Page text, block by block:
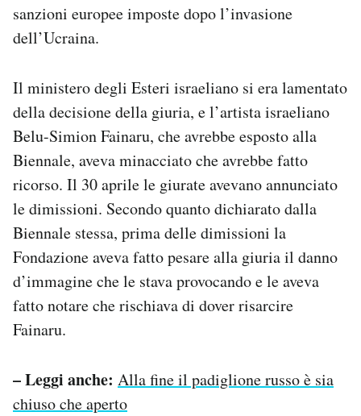
sanzioni europee imposte dopo l’invasione
dell’Ucraina.
Il ministero degli Esteri israeliano si era lamentato
della decisione della giuria, e l’artista israeliano
Belu-Simion Fainaru, che avrebbe esposto alla
Biennale, aveva minacciato che avrebbe fatto
ricorso. Il 30 aprile le giurate avevano annunciato
le dimissioni. Secondo quanto dichiarato dalla
Biennale stessa, prima delle dimissioni la
Fondazione aveva fatto pesare alla giuria il danno
d’immagine che le stava provocando e le aveva
fatto notare che rischiava di dover risarcire
Fainaru.
– Leggi anche: Alla fine il padiglione russo è sia
chiuso che aperto